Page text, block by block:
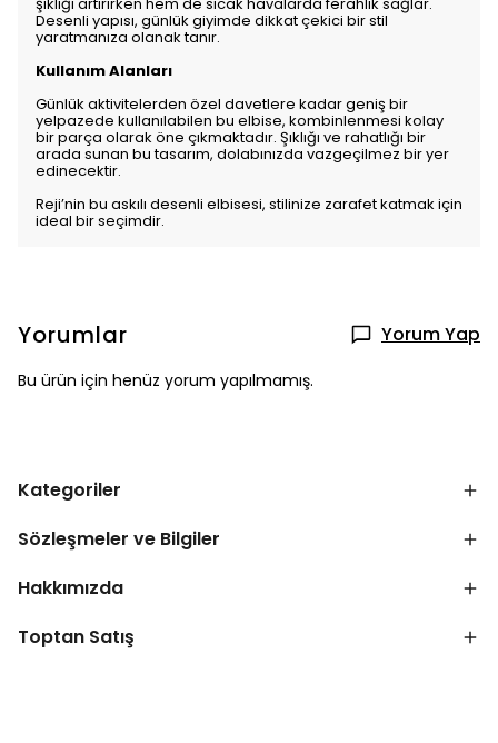
Desenli yapısı, günlük giyimde dikkat çekici bir stil
yaratmanıza olanak tanır.
Kullanım Alanları
Günlük aktivitelerden özel davetlere kadar geniş bir
yelpazede kullanılabilen bu elbise, kombinlenmesi kolay
bir parça olarak öne çıkmaktadır. Şıklığı ve rahatlığı bir
arada sunan bu tasarım, dolabınızda vazgeçilmez bir yer
edinecektir.
Reji’nin bu askılı desenli elbisesi, stilinize zarafet katmak için
ideal bir seçimdir.
Yorumlar Yorum Yap
Bu ürün için henüz yorum yapılmamış.
Kategoriler
Sözleşmeler ve Bilgiler
Hakkımızda
Toptan Satış